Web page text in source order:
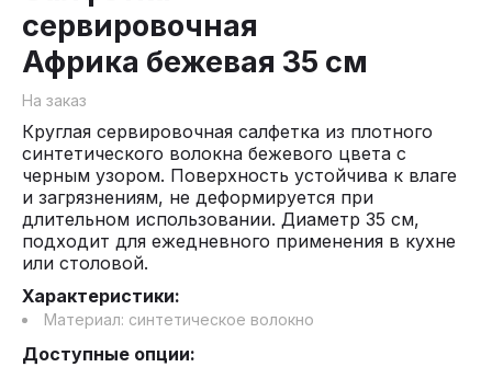
сервировочная
Африка бежевая 35 см
На заказ
Круглая сервировочная салфетка из плотного
синтетического волокна бежевого цвета с
черным узором. Поверхность устойчива к влаге
и загрязнениям, не деформируется при
длительном использовании. Диаметр 35 см,
подходит для ежедневного применения в кухне
или столовой.
Характеристики:
Материал: синтетическое волокно
Доступные опции: